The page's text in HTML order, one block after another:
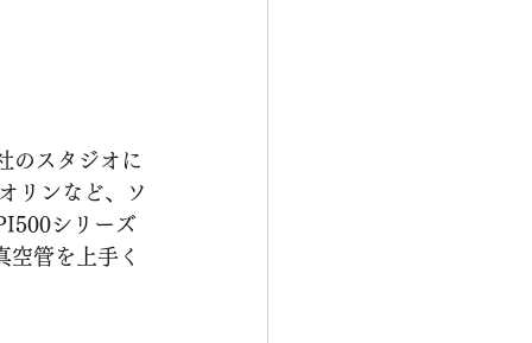
のスタジオに
リンなど、ソ
シリーズ
管を上手く